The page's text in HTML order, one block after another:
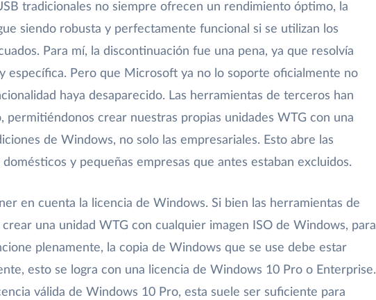
tradicionales no siempre ofrecen un rendimiento óptimo, la
siendo robusta y perfectamente funcional si se utilizan los
Para mí, la discontinuación fue una pena, ya que resolvía
específica. Pero que Microsoft ya no lo soporte oficialmente no
haya desaparecido. Las herramientas de terceros han
permitiéndonos crear nuestras propias unidades WTG con una
de Windows, no solo las empresariales. Esto abre las
y pequeñas empresas que antes estaban excluidos.
en cuenta la licencia de Windows. Si bien las herramientas de
una unidad WTG con cualquier imagen ISO de Windows, para
plenamente, la copia de Windows que se use debe estar
esto se logra con una licencia de Windows 10 Pro o Enterprise.
válida de Windows 10 Pro, esta suele ser suficiente para